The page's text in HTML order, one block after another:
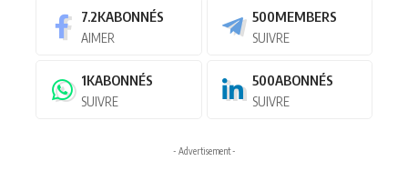
7.2KABONNÉS
AIMER
500MEMBERS
SUIVRE
1KABONNÉS
SUIVRE
500ABONNÉS
SUIVRE
- Advertisement -